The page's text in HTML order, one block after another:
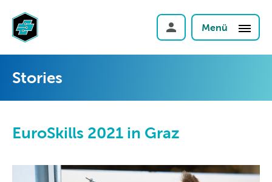
Menü
Stories
EuroSkills 2021 in Graz